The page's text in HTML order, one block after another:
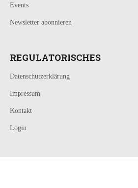
Events
Newsletter abonnieren
REGULATORISCHES
Datenschutzerklärung
Impressum
Kontakt
Login